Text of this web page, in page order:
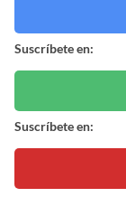
Suscríbete en:
Suscríbete en: